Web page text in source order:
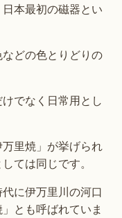
本最初の磁器とい
どの色とりどりの
でなく日常用とし
里焼」が挙げられ
ては同じです。
に伊万里川の河口
とも呼ばれていま